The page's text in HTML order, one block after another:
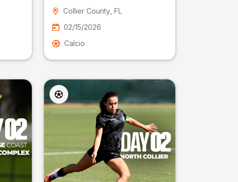
Collier County, FL
02/15/2026
Calcio